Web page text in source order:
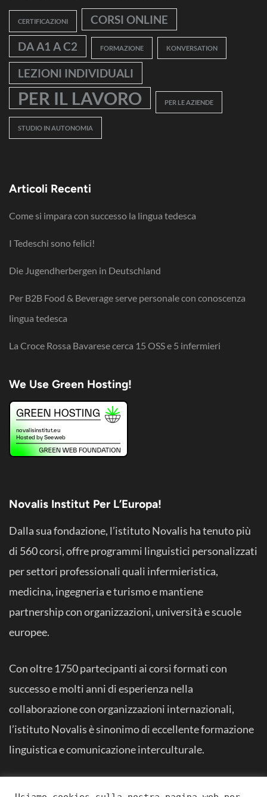
CERTIFICAZIONI
CORSI ONLINE
DA A1 A C2
FORMAZIONE KONVERSATION
LEZIONI INDIVIDUALI
PER IL LAVORO PER LE AZIENDE
STUDIO IN AUTONOMIA
Articoli Recenti
Come si impara con successo la lingua tedesca
I Tedeschi sono felici!
Die Jugendherbergen in Deutschland
Per B2B Food & Beverage serve personale con conoscenza
lingua tedesca
La Croce Rossa Bavarese cerca 15 OSS e 5 infermieri
We Use Green Hosting!
Novalis Institut Per L’Europa!
Dalla sua fondazione, l’istituto Novalis ha tenuto più
di 560 corsi, offre programmi linguistici personalizzati
per settori professionali quali infermieristica,
medicina, ingegneria e turismo e mantiene
partnership con organizzazioni, università e scuole
europee.
Con oltre 1750 partecipanti ai corsi formati con
successo e molti anni di esperienza nella
collaborazione con organizzazioni internazionali,
l’istituto Novalis è sinonimo di eccellente formazione
linguistica e comunicazione interculturale.